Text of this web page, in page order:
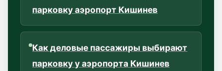
парковку аэропорт Кишинев
Как деловые пассажиры выбирают
парковку у аэропорта Кишинев